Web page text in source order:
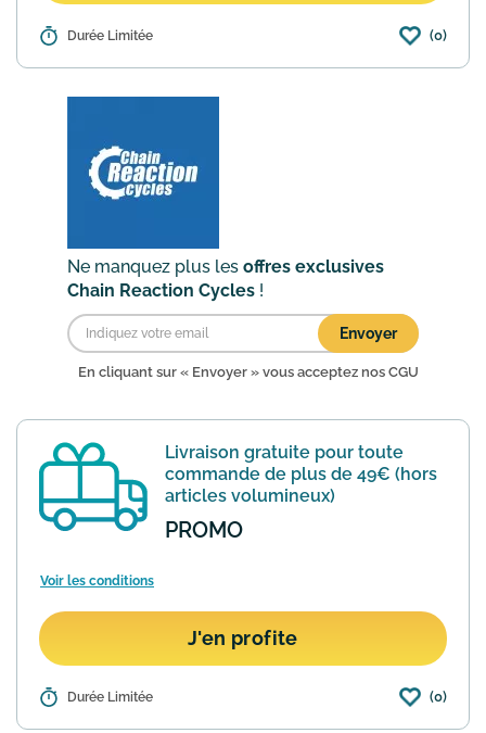
Détails : Pour les articles les plus volumineux de
plus
Durée Limitée (0)
Ne manquez plus les offres exclusives
Chain Reaction Cycles !
Envoyer
En cliquant sur « Envoyer » vous acceptez nos CGU
Livraison gratuite pour toute
commande de plus de 49€ (hors
articles volumineux)
PROMO
Voir les conditions
J'en profite
Détails : Dès 49€ d'achat Chain Reaction Cycles
Durée Limitée (0)